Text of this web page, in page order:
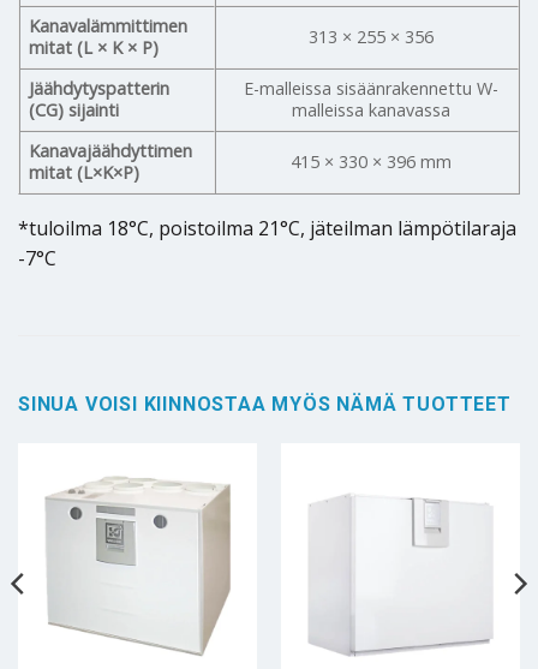
Kanavalämmittimen
mitat (L × K × P)
313 × 255 × 356
Jäähdytyspatterin
(CG) sijainti
E-malleissa sisäänrakennettu W-
malleissa kanavassa
Kanavajäähdyttimen
mitat (L×K×P)
415 × 330 × 396 mm
*tuloilma 18°C, poistoilma 21°C, jäteilman lämpötilaraja
-7°C
SINUA VOISI KIINNOSTAA MYÖS NÄMÄ TUOTTEET